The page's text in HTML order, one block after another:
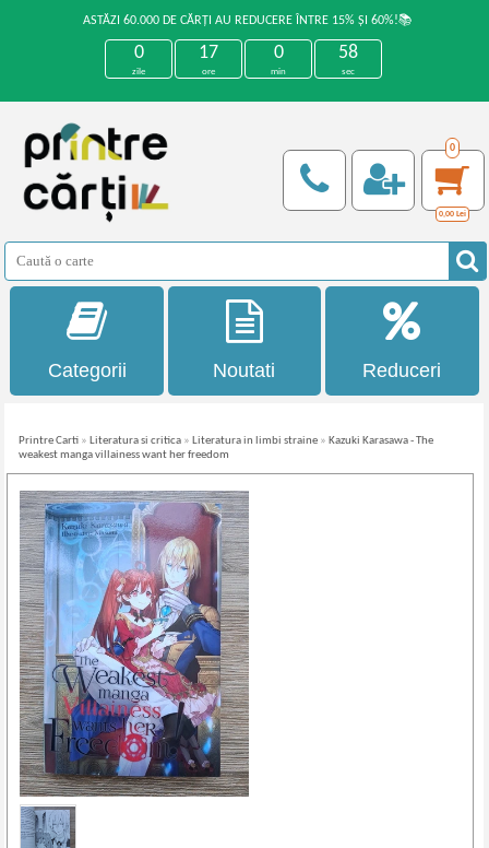
ASTĂZI 60.000 DE CĂRȚI AU REDUCERE ÎNTRE 15% ȘI 60%!📚
0
zile
17
ore
0
min
57
sec
0
0,00 Lei
Categorii Noutati Reduceri
Printre Carti » Literatura si critica » Literatura in limbi straine » Kazuki Karasawa - The
weakest manga villainess want her freedom